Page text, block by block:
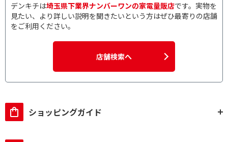
デンキチは埼玉県下業界ナンバーワンの家電量販店です。実物を
見たい、より詳しい説明を聞きたいという方はぜひ最寄りの店舗
をご利用ください。
店舗検索へ
ショッピングガイド